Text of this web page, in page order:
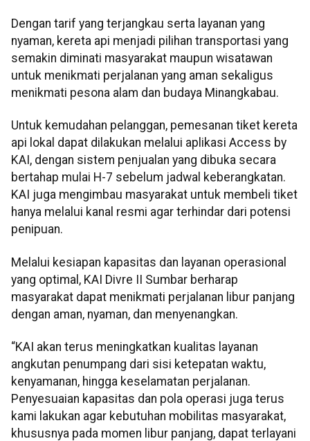
Dengan tarif yang terjangkau serta layanan yang
nyaman, kereta api menjadi pilihan transportasi yang
semakin diminati masyarakat maupun wisatawan
untuk menikmati perjalanan yang aman sekaligus
menikmati pesona alam dan budaya Minangkabau.
Untuk kemudahan pelanggan, pemesanan tiket kereta
api lokal dapat dilakukan melalui aplikasi Access by
KAI, dengan sistem penjualan yang dibuka secara
bertahap mulai H-7 sebelum jadwal keberangkatan.
KAI juga mengimbau masyarakat untuk membeli tiket
hanya melalui kanal resmi agar terhindar dari potensi
penipuan.
Melalui kesiapan kapasitas dan layanan operasional
yang optimal, KAI Divre II Sumbar berharap
masyarakat dapat menikmati perjalanan libur panjang
dengan aman, nyaman, dan menyenangkan.
“KAI akan terus meningkatkan kualitas layanan
angkutan penumpang dari sisi ketepatan waktu,
kenyamanan, hingga keselamatan perjalanan.
Penyesuaian kapasitas dan pola operasi juga terus
kami lakukan agar kebutuhan mobilitas masyarakat,
khususnya pada momen libur panjang, dapat terlayani